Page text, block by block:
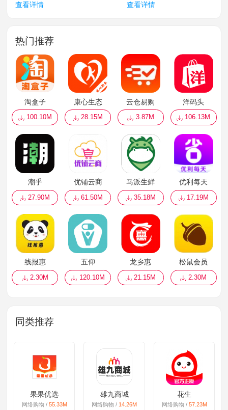
查看详情 查看详情
热门推荐
淘盒子
100.10M
康心生态
28.15M
云仓易购
3.87M
洋码头
106.13M
潮乎
27.90M
优铺云商
61.50M
马派生鲜
35.18M
优利每天
17.19M
线报惠
2.30M
五仰
120.10M
龙乡惠
21.15M
松鼠会员
2.30M
同类推荐
果果优选
网络购物 / 55.33M
雄九商城
网络购物 /14.26M
花生
网络购物 / 57.23M